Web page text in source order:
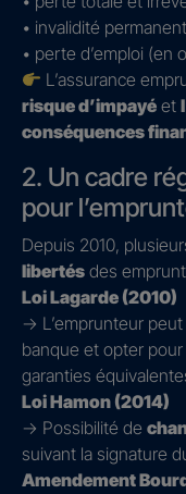
• invalidité
• perte d’emploi (en
L’assurance
risque d’impayé et
conséquences
2. Un cadre
pour
Depuis 2010,
libertés des
Loi Lagarde (2010)
→ L’emprunteur
banque et opter
garanties
Loi Hamon (2014)
→ Possibilité de
suivant la signature
Amendement